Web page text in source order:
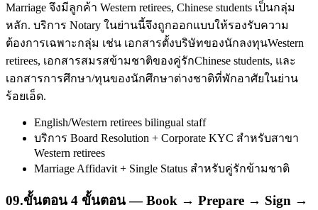
Marriage จึงมีลูกค้า Western retirees, Chinese students เป็นกลุ่ม
หลัก. บริการ Notary ในย่านนี้จึงถูกออกแบบให้รองรับความ
ต้องการเฉพาะกลุ่ม เช่น เอกสารตั้งบริษัทของนักลงทุนWestern
retirees, เอกสารสมรสข้ามชาติของคู่รักChinese students, และ
เอกสารการศึกษา/ทุนของนักศึกษาต่างชาติที่พักอาศัยในย่าน
ร้อยเอ็ด.
English/Western retirees bilingual staff
บริการ Board Resolution + Corporate KYC สำหรับสาขา
Western retirees
Marriage Affidavit + Single Status สำหรับคู่รักข้ามชาติ
09.ขั้นตอน 4 ขั้นตอน — Book → Prepare → Sign →